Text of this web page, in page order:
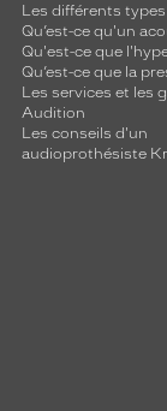
Les différents types
Qu’est-ce qu'un
Qu'est-ce que
Qu’est-ce que la
Les services et les
Audition
Les conseils d'un
audioprothésiste